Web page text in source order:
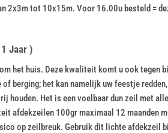
2x3m tot 10x15m. Voor 16.00u besteld =
Jaar )
het huis. Deze kwaliteit komt u ook tegen
berging; het kan namelijk uw feestje
Het is een voelbaar dun zeil met
afdekzeilen 100gr maximaal 12 maanden
op zeilbreuk. Gebruik dit lichte afdekzeil